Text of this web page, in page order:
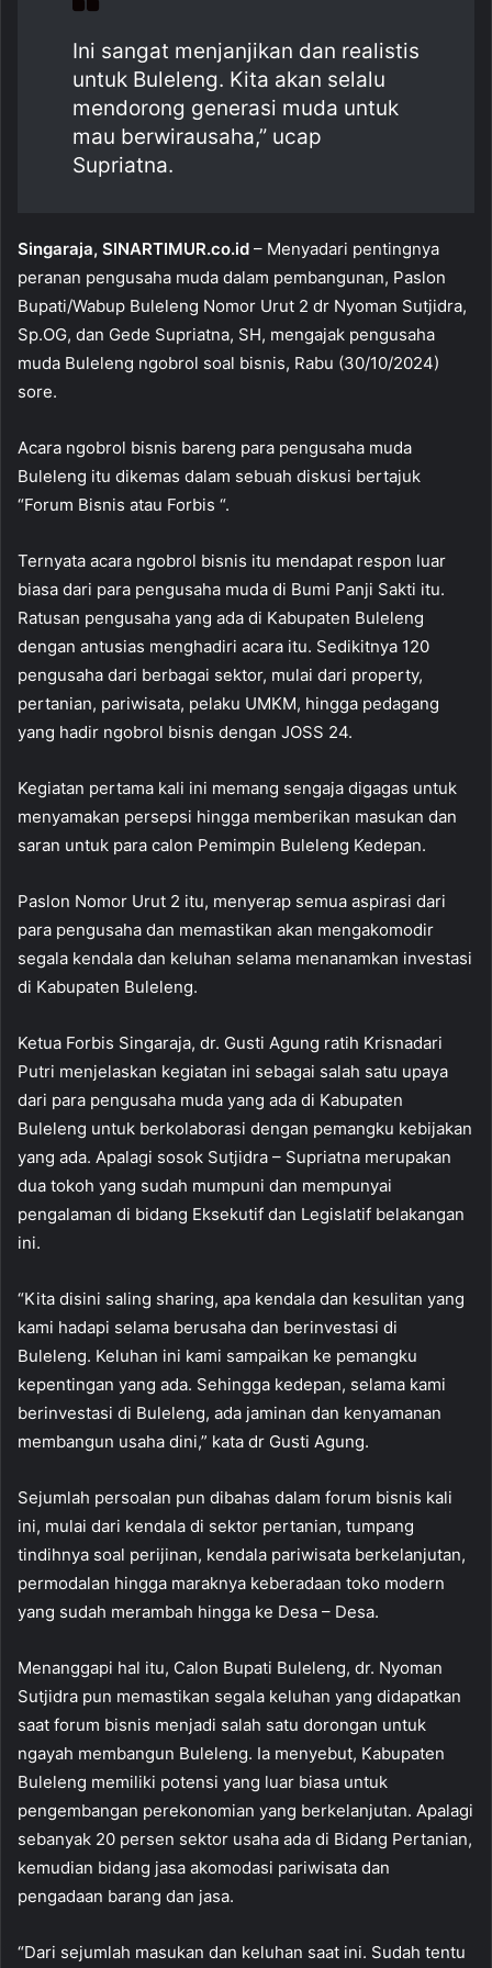
o
o
k
p
Ini sangat menjanjikan dan realistis
untuk Buleleng. Kita akan selalu
mendorong generasi muda untuk
mau berwirausaha,” ucap
Supriatna.
Singaraja, SINARTIMUR.co.id – Menyadari pentingnya
peranan pengusaha muda dalam pembangunan, Paslon
Bupati/Wabup Buleleng Nomor Urut 2 dr Nyoman Sutjidra,
Sp.OG, dan Gede Supriatna, SH, mengajak pengusaha
muda Buleleng ngobrol soal bisnis, Rabu (30/10/2024)
sore.
Acara ngobrol bisnis bareng para pengusaha muda
Buleleng itu dikemas dalam sebuah diskusi bertajuk
“Forum Bisnis atau Forbis “.
Ternyata acara ngobrol bisnis itu mendapat respon luar
biasa dari para pengusaha muda di Bumi Panji Sakti itu.
Ratusan pengusaha yang ada di Kabupaten Buleleng
dengan antusias menghadiri acara itu. Sedikitnya 120
pengusaha dari berbagai sektor, mulai dari property,
pertanian, pariwisata, pelaku UMKM, hingga pedagang
yang hadir ngobrol bisnis dengan JOSS 24.
Kegiatan pertama kali ini memang sengaja digagas untuk
menyamakan persepsi hingga memberikan masukan dan
saran untuk para calon Pemimpin Buleleng Kedepan.
Paslon Nomor Urut 2 itu, menyerap semua aspirasi dari
para pengusaha dan memastikan akan mengakomodir
segala kendala dan keluhan selama menanamkan investasi
di Kabupaten Buleleng.
Ketua Forbis Singaraja, dr. Gusti Agung ratih Krisnadari
Putri menjelaskan kegiatan ini sebagai salah satu upaya
dari para pengusaha muda yang ada di Kabupaten
Buleleng untuk berkolaborasi dengan pemangku kebijakan
yang ada. Apalagi sosok Sutjidra – Supriatna merupakan
dua tokoh yang sudah mumpuni dan mempunyai
pengalaman di bidang Eksekutif dan Legislatif belakangan
ini.
“Kita disini saling sharing, apa kendala dan kesulitan yang
kami hadapi selama berusaha dan berinvestasi di
Buleleng. Keluhan ini kami sampaikan ke pemangku
kepentingan yang ada. Sehingga kedepan, selama kami
berinvestasi di Buleleng, ada jaminan dan kenyamanan
membangun usaha dini,” kata dr Gusti Agung.
Sejumlah persoalan pun dibahas dalam forum bisnis kali
ini, mulai dari kendala di sektor pertanian, tumpang
tindihnya soal perijinan, kendala pariwisata berkelanjutan,
permodalan hingga maraknya keberadaan toko modern
yang sudah merambah hingga ke Desa – Desa.
Menanggapi hal itu, Calon Bupati Buleleng, dr. Nyoman
Sutjidra pun memastikan segala keluhan yang didapatkan
saat forum bisnis menjadi salah satu dorongan untuk
ngayah membangun Buleleng. Ia menyebut, Kabupaten
Buleleng memiliki potensi yang luar biasa untuk
pengembangan perekonomian yang berkelanjutan. Apalagi
sebanyak 20 persen sektor usaha ada di Bidang Pertanian,
kemudian bidang jasa akomodasi pariwisata dan
pengadaan barang dan jasa.
“Dari sejumlah masukan dan keluhan saat ini. Sudah tentu